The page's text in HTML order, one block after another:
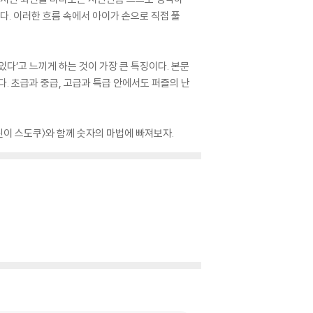
. 이러한 흐름 속에서 아이가 손으로 직접 풀
’고 느끼게 하는 것이 가장 큰 특징이다. 본문
초급과 중급, 고급과 특급 안에서도 퍼즐의 난
스도쿠〉와 함께 숫자의 마법에 빠져보자.